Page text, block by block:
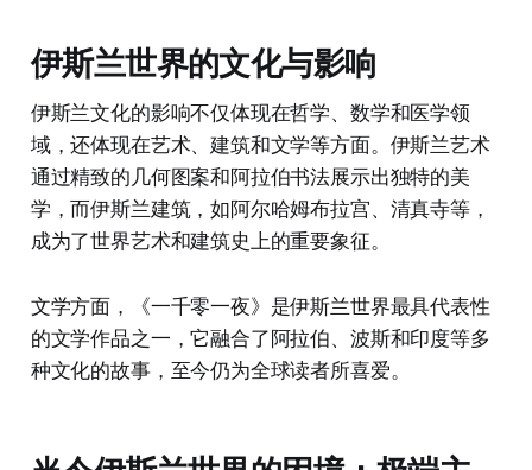
伊斯兰世界的文化与影响
伊斯兰文化的影响不仅体现在哲学、数学和医学领
域，还体现在艺术、建筑和文学等方面。伊斯兰艺术
通过精致的几何图案和阿拉伯书法展示出独特的美
学，而伊斯兰建筑，如阿尔哈姆布拉宫、清真寺等，
成为了世界艺术和建筑史上的重要象征。
文学方面，《一千零一夜》是伊斯兰世界最具代表性
的文学作品之一，它融合了阿拉伯、波斯和印度等多
种文化的故事，至今仍为全球读者所喜爱。